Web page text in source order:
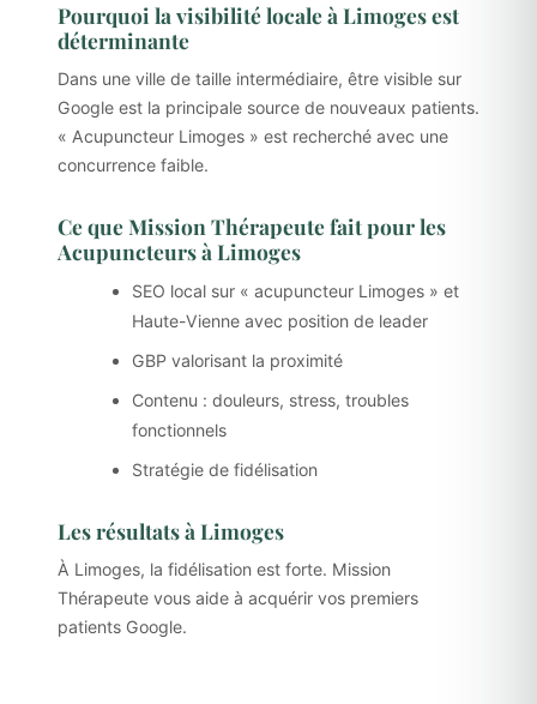
Pourquoi la visibilité locale à Limoges est
déterminante
Dans une ville de taille intermédiaire, être visible sur
Google est la principale source de nouveaux patients.
« Acupuncteur Limoges » est recherché avec une
concurrence faible.
Ce que Mission Thérapeute fait pour les
Acupuncteurs à Limoges
SEO local sur « acupuncteur Limoges » et
Haute-Vienne avec position de leader
GBP valorisant la proximité
Contenu : douleurs, stress, troubles
fonctionnels
Stratégie de fidélisation
Les résultats à Limoges
À Limoges, la fidélisation est forte. Mission
Thérapeute vous aide à acquérir vos premiers
patients Google.